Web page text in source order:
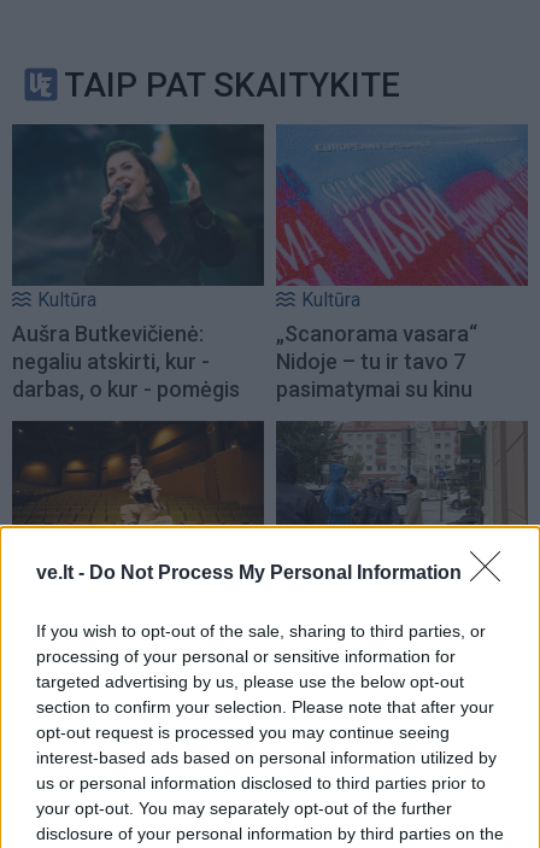
ve.lt - Do Not Process My Personal Information
If you wish to opt-out of the sale, sharing to third parties, or
processing of your personal or sensitive information for
targeted advertising by us, please use the below opt-out
section to confirm your selection. Please note that after your
opt-out request is processed you may continue seeing
interest-based ads based on personal information utilized by
us or personal information disclosed to third parties prior to
your opt-out. You may separately opt-out of the further
disclosure of your personal information by third parties on the
TAIP PAT SKAITYKITE
Kultūra
Aušra Butkevičienė:
negaliu atskirti, kur -
darbas, o kur - pomėgis
Kultūra
„Scanorama vasara“
Nidoje – tu ir tavo 7
pasimatymai su kinu
Linas Adomaitis
Naujuosius metus kviečia
sutikti Palangoje: ruošia
išskirtinį šventinį
koncertą
Kaip gerai miestiečiai
pažįsta kultūrinę
Klaipėdą: rezultatas
nustebino